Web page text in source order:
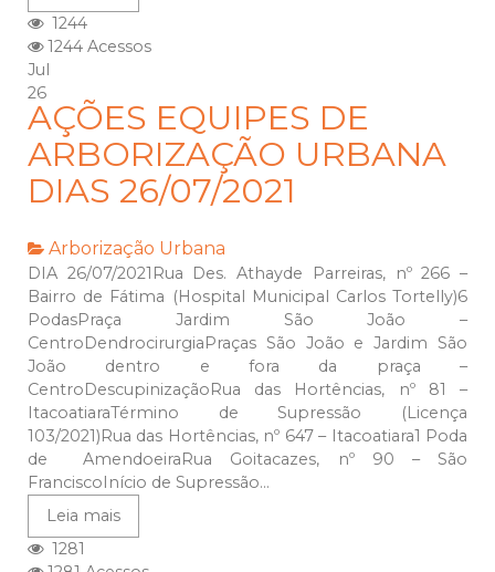
1244
1244 Acessos
Jul
26
AÇÕES EQUIPES DE
ARBORIZAÇÃO URBANA
DIAS 26/07/2021
Arborização Urbana
DIA 26/07/2021Rua Des. Athayde Parreiras, nº 266 –
Bairro de Fátima (Hospital Municipal Carlos Tortelly)6
PodasPraça Jardim São João –
CentroDendrocirurgiaPraças São João e Jardim São
João dentro e fora da praça –
CentroDescupinizaçãoRua das Hortências, nº 81 –
ItacoatiaraTérmino de Supressão (Licença
103/2021)Rua das Hortências, nº 647 – Itacoatiara1 Poda
de AmendoeiraRua Goitacazes, nº 90 – São
FranciscoInício de Supressão...
Leia mais
1281